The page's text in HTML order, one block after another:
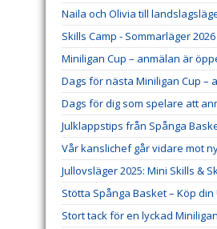
Naila och Olivia till
Skills Camp - Sommarläger 2026
Miniligan Cup – anmälan är
Dags för nästa Miniligan Cup –
Dags för dig som spelare att
Julklappstips från Spånga
Vår kanslichef går vidare mot
Jullovsläger 2025: Mini Skills &
Stötta Spånga Basket – Köp
Stort tack för en lyckad